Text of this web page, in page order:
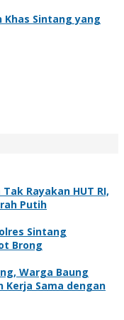
Sintang yang
Rayakan HUT RI,
Putih
Sintang
Brong
Warga Baung
Kerja Sama dengan